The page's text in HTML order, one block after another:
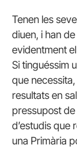
Tenen les
diuen, i han
evidentment
Si tinguéssim
que
resultats en
pressupost
d’estudis que
una Primària